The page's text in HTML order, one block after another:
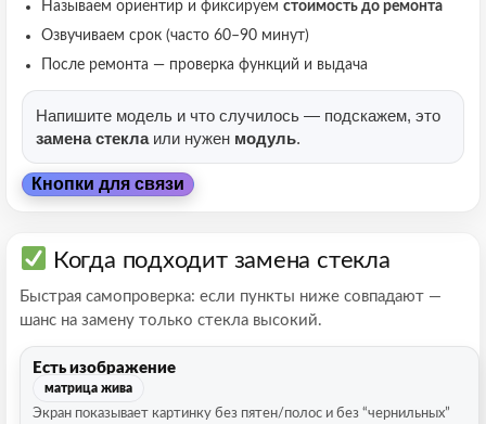
Называем ориентир и фиксируем стоимость до ремонта
Озвучиваем срок (часто 60–90 минут)
После ремонта — проверка функций и выдача
Напишите модель и что случилось — подскажем, это
замена стеклаили нужен модуль.
Кнопки для связи
Когда подходит замена стекла
Быстрая самопроверка: если пункты ниже совпадают —
шанс на замену только стекла высокий.
Есть изображение
матрица жива
Экран показывает картинку без пятен/полос и без “чернильных”